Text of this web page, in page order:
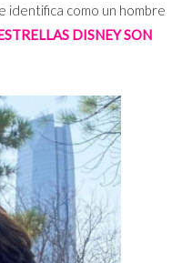
identifica como un hombre
DISNEY SON